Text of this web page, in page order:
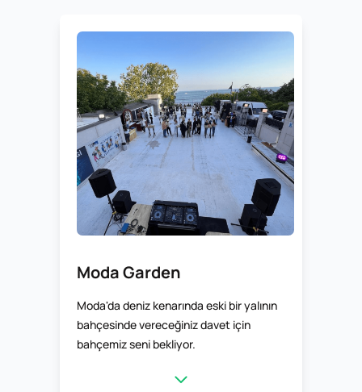
Moda Garden
Moda'da deniz kenarında eski bir yalının
bahçesinde vereceğiniz davet için
bahçemiz seni bekliyor.